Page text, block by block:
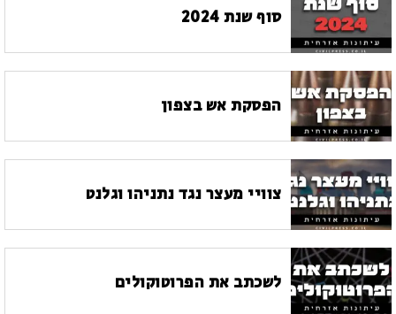
סוף שנת 2024
הפסקת אש בצפון
צוויי מעצר נגד נתניהו וגלנט
לשכתב את הפרוטוקולים